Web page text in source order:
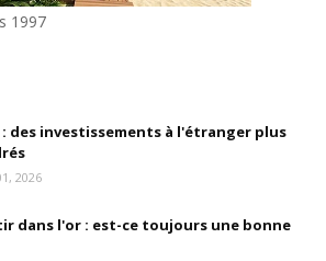
1997
: des investissements à l'étranger plus
2026
dans l'or : est-ce toujours une bonne